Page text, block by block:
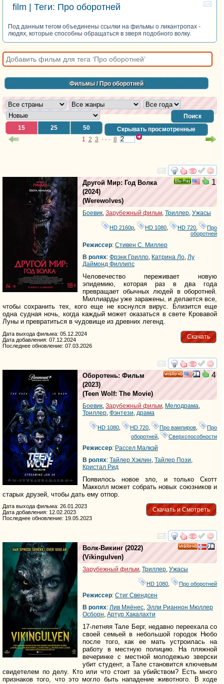
film | Теги: Про оборотней
Под данным тегом объединены ссылки на фильмы о ликантропах -
людях, которые способны обращаться в зверя подобного волку.
Фильмы/ Про оборотней
Поиск
15
25 50
Скрывать просмотренные
1
2 3 · · · 8
смотреть
1
Другой Мир: Год Волка
(2024)
(Werewolves)
Боевик Зарубежный фильм Триллер Ужасы
HD 2160р HD 1080 HD 720
Про
оборотней
Режиссер: Стивен С. Миллер
В ролях: Фрэнк Грилло Катрина Ло Лу
Даймонд Филлипс
Человечество переживает новую
эпидемию, которая раз в два года
превращает обычных людей в оборотней.
Миллиарды уже заражены, и делается все,
чтобы сохранить тех, кого еще не коснулся вирус. Близится еще
одна судная ночь, когда каждый может оказаться в свете Кровавой
Луны и превратиться в чудовище из древних легенд.
Скачать
Дата выхода фильма: 05.12.2024
Дата добавления: 07.12.2024
Последнее обновление: 07.03.2026
смотреть
4
Оборотень: Фильм
(2023)
(Teen Wolf: The Movie)
Боевик Зарубежный фильм Мелодрама
Триллер Фэнтези драма
HD 1080 HD 720 Про вампиров
Про
оборотней
Сверхспособности
Режиссер: Рассел Малкэй
В ролях: Тайлер Хэклин Тайлер Пози
Кристал Рид
Появилось новое зло, и только Скотт
Макколл может собрать новых союзников и
старых друзей, чтобы дать ему отпор.
Скачать и Смотреть
Дата выхода фильма: 26.01.2023
Дата добавления: 12.02.2023
Последнее обновление: 19.05.2023
смотреть
Волк-Викинг (2022)
(Vikingulven)
Зарубежный фильм, Триллер, Ужасы
HD 1080 Про оборотней
Режиссер: Стиг Свендсен
В ролях: Лив Мяёнес, Элли Рианнон Мюллер
Осборн, Артур Хакалахти
17-летняя Тале Берг, недавно переехала со
своей семьей в небольшой городок Нюбо
после того, как ее мать устроилась на
работу в местную полицию. На пляжной
вечеринке с местной молодежью зверски
убит студент, а Тале становится ключевым
свидетелем по делу. Кто или что стоит за убийством? Есть много
признаков того, что это могло быть нападение животного. В ходе